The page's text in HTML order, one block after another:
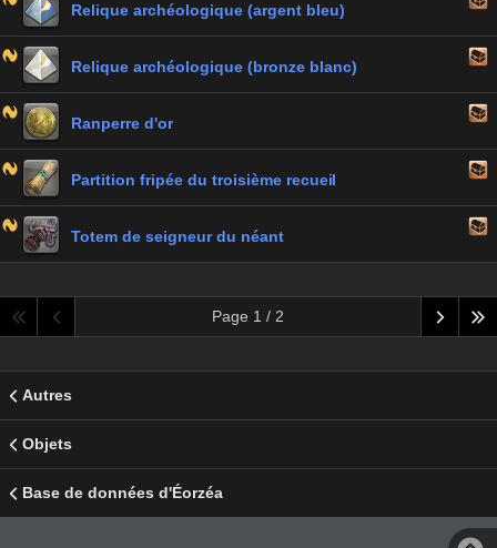
Relique archéologique (argent bleu)
Relique archéologique (bronze blanc)
Ranperre d'or
Partition fripée du troisième recueil
Totem de seigneur du néant
Page 1 / 2
Autres
Objets
Base de données d'Éorzéa